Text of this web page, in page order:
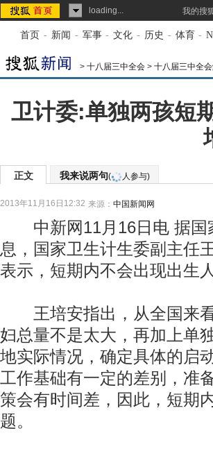
loading... 我的搜
首页 - 新闻 - 军事 - 文化 - 历史 - 体育 -
> 十八届三中全会 > 十八届三中全
卫计委:单独两孩短
正文 我来说两句( 人参与)
2013年11月16日12:32 来源： 中国新闻网
中新网11月16日电 据国
息，国家卫生计生委副主任
表示，短期内不会出现出生
王培安指出，从全国来看
妇总量不是太大，再加上单
地实际情况，确定具体的启
工作基础有一定的差别，准
策会有时间差，因此，短期
题。